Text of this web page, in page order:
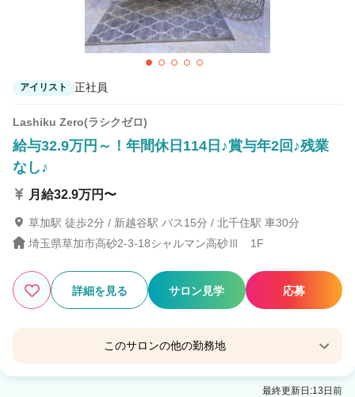
アイリスト 正社員
Lashiku Zero(ラシクゼロ)
給与32.9万円～！年間休日114日♪賞与年2回♪残業
なし♪
月給32.9万円〜
草加駅 徒歩2分 / 新越谷駅 バス15分 / 北千住駅 車30分
埼玉県草加市高砂2-3-18シャルマン高砂Ⅲ 1F
詳細を見る サロン見学 応募
このサロンの他の勤務地
Lashiku・Belle（ラシクベル）
最終更新日:13日前